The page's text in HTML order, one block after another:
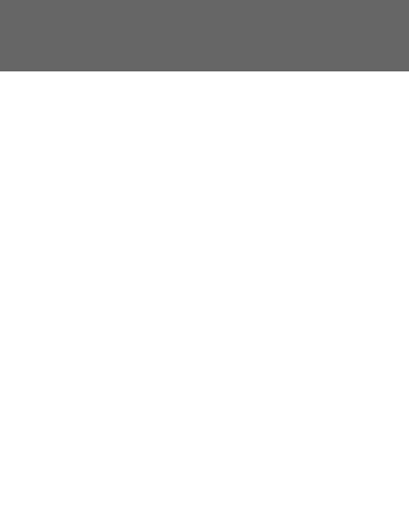
Det håndterer restavfall,
Samtidig tilbyr det spesialiserte systemer